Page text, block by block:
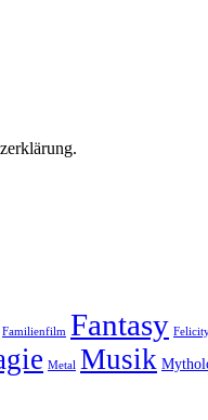
Familienfilm Fantasy
Metal Musik